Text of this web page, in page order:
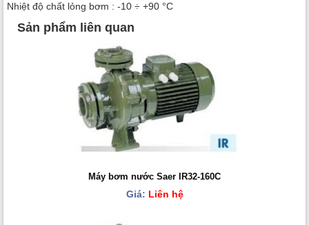
Nhiệt độ chất lỏng bơm : -10 ÷ +90 °C
Sản phẩm liên quan
Máy bơm nước Saer IR32-160C
Giá: Liên hệ